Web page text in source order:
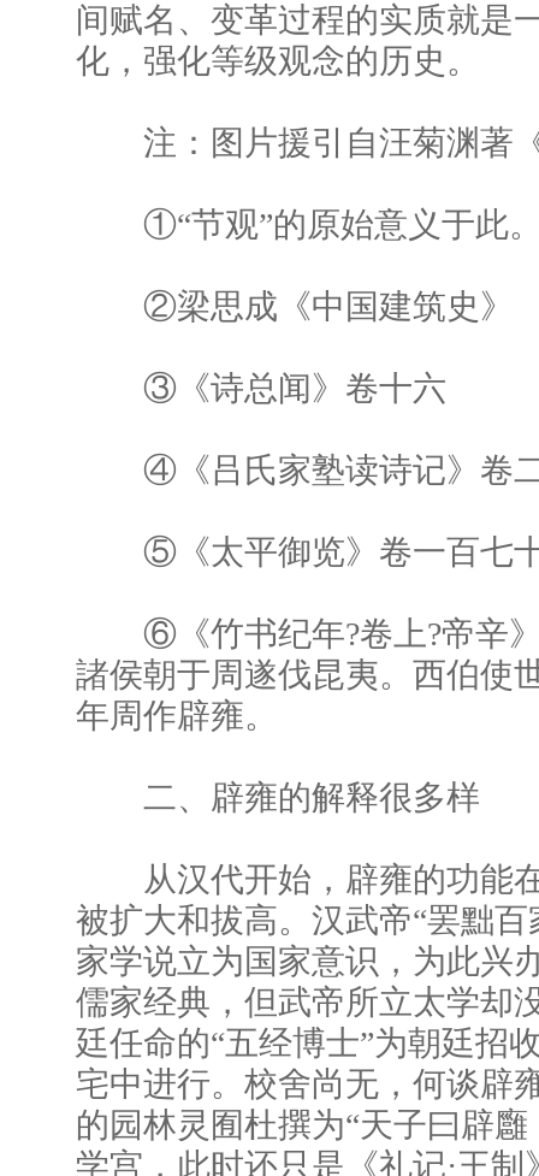
间赋名、变革过程的实质就是
化，强化等级观念的历史。
注：图片援引自汪菊渊著
①“节观”的原始意义于此
②梁思成《中国建筑史》
③《诗总闻》卷十六
④《吕氏家塾读诗记》卷
⑤《太平御览》卷一百七
⑥《竹书纪年?卷上?帝辛》
諸侯朝于周遂伐昆夷。西伯使
年周作辟雍。
二、辟雍的解释很多样
从汉代开始，辟雍的功能
被扩大和拔高。汉武帝“罢黜
家学说立为国家意识，为此兴
儒家经典，但武帝所立太学却
廷任命的“五经博士”为朝廷招
宅中进行。校舍尚无，何谈辟
的园林灵囿杜撰为“天子曰辟
学宫，此时还只是《礼记·王制